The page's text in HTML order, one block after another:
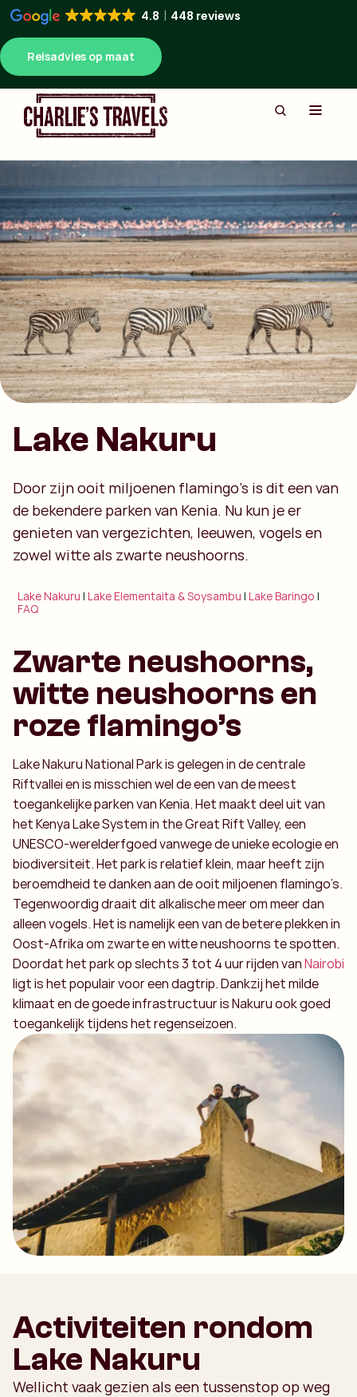
4.8 448 reviews
Reisadvies op maat
Lake Nakuru
Door zijn ooit miljoenen flamingo’s is dit een van
de bekendere parken van Kenia. Nu kun je er
genieten van vergezichten, leeuwen, vogels en
zowel witte als zwarte neushoorns.
Lake Nakuru |Lake Elementaita & Soysambu |Lake Baringo |
FAQ
Zwarte neushoorns,
witte neushoorns en
roze flamingo’s
Lake Nakuru National Park is gelegen in de centrale
Riftvallei en is misschien wel de een van de meest
toegankelijke parken van Kenia. Het maakt deel uit van
het Kenya Lake System in the Great Rift Valley, een
UNESCO-werelderfgoed vanwege de unieke ecologie en
biodiversiteit. Het park is relatief klein, maar heeft zijn
beroemdheid te danken aan de ooit miljoenen flamingo’s.
Tegenwoordig draait dit alkalische meer om meer dan
alleen vogels. Het is namelijk een van de betere plekken in
Oost-Afrika om zwarte en witte neushoorns te spotten.
Doordat het park op slechts 3 tot 4 uur rijden vanNairobi
ligt is het populair voor een dagtrip. Dankzij het milde
klimaat en de goede infrastructuur is Nakuru ook goed
toegankelijk tijdens het regenseizoen.
Activiteiten rondom
Lake Nakuru
Wellicht vaak gezien als een tussenstop op weg